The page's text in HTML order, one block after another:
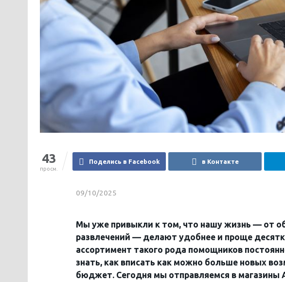
43
просм.
Поделись в Facebook в Контакте
09/10/2025
Мы уже привыкли к том, что нашу жизнь — от
развлечений — делают удобнее и проще
ассортимент такого рода помощников
знать, как вписать как можно больше новых
бюджет. Сегодня мы отправляемся в магазины